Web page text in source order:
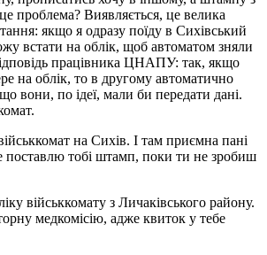
проблема? Виявляється, це велика
якщо я одразу поїду в Сихівський
встати на облік, щоб автоматом зняли
працівника ЦНАПУ: так, якщо
на облік, то в другому автоматично
вони, по ідеї, мали би передати дані.
на Сихів. І там приємна пані
поставлю тобі штамп, поки ти не зробиш
військкомату з Личаківського району.
медкомісію, адже квиток у тебе